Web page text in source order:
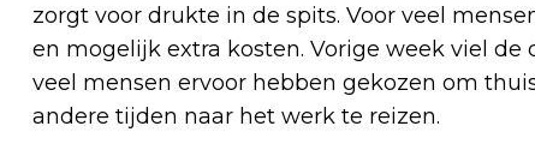
zorgt voor drukte in de spits. Voor veel
en mogelijk extra kosten. Vorige week viel
veel mensen ervoor hebben gekozen om
andere tijden naar het werk te reizen.